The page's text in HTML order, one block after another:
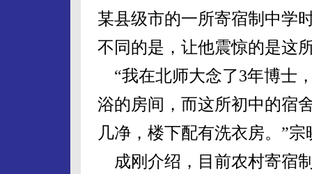
某县级市的一所寄宿制中学
不同的是，让他震惊的是这
“我在北师大念了3年博士
浴的房间，而这所初中的宿
几净，楼下配有洗衣房。”宗
成刚介绍，目前农村寄宿